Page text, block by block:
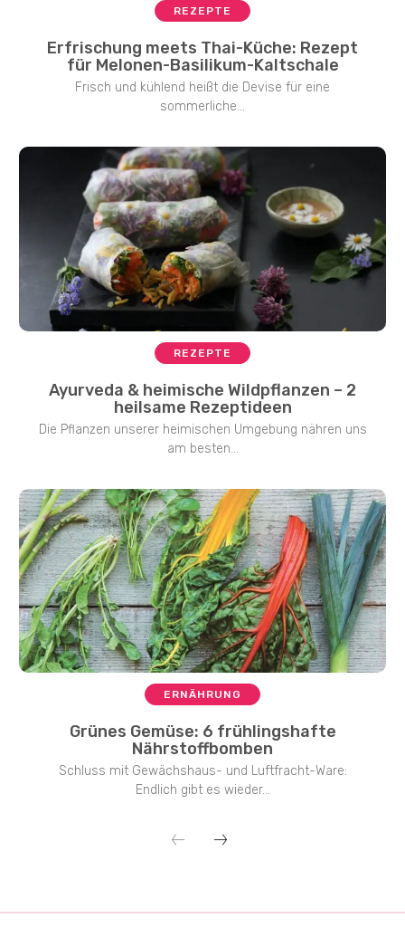
REZEPTE
Erfrischung meets Thai-Küche: Rezept
für Melonen-Basilikum-Kaltschale
Frisch und kühlend heißt die Devise für eine
sommerliche...
REZEPTE
Ayurveda & heimische Wildpflanzen – 2
heilsame Rezeptideen
Die Pflanzen unserer heimischen Umgebung nähren uns
am besten...
ERNÄHRUNG
Grünes Gemüse: 6 frühlingshafte
Nährstoffbomben
Schluss mit Gewächshaus- und Luftfracht-Ware:
Endlich gibt es wieder...